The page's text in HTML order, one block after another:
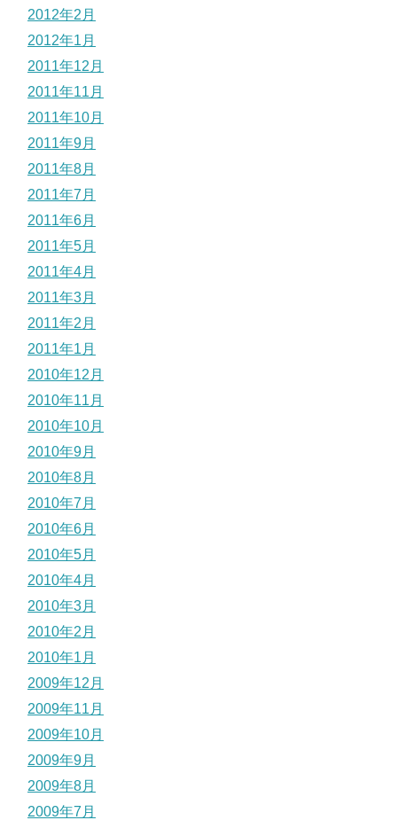
2012年2月
2012年1月
2011年12月
2011年11月
2011年10月
2011年9月
2011年8月
2011年7月
2011年6月
2011年5月
2011年4月
2011年3月
2011年2月
2011年1月
2010年12月
2010年11月
2010年10月
2010年9月
2010年8月
2010年7月
2010年6月
2010年5月
2010年4月
2010年3月
2010年2月
2010年1月
2009年12月
2009年11月
2009年10月
2009年9月
2009年8月
2009年7月